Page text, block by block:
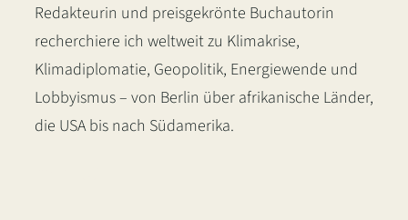
Redakteurin und preisgekrönte Buchautorin
recherchiere ich weltweit zu Klimakrise,
Klimadiplomatie, Geopolitik, Energiewende und
Lobbyismus – von Berlin über afrikanische Länder,
die USA bis nach Südamerika.